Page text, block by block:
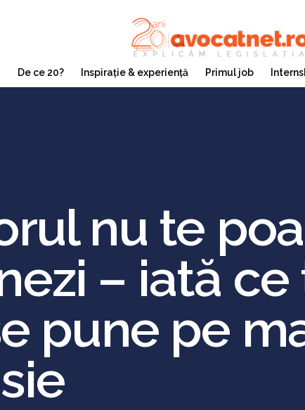
De ce 20? Inspirație & experiență Primul job
nu te
– iată
pune pe